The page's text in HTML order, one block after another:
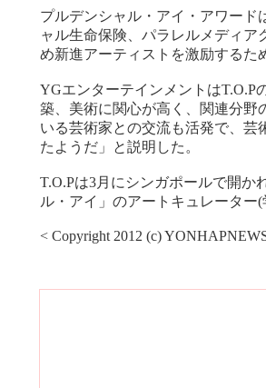
プルデンシャル・アイ・アワード
ャル生命保険、パラレルメディア
め新進アーティストを激励するた
YGエンターテインメントはT.O.P
築、美術に関心が高く、関連分野
いる芸術家との交流も活発で、芸
たようだ」と説明した。
T.O.Pは3月にシンガポールで開か
ル・アイ」のアートキュレーター(
< Copyright 2012 (c)